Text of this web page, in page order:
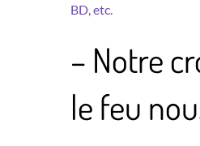
BD, etc.
– Notre
le feu